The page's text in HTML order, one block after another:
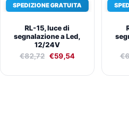
SPEDIZIONE GRATUITA
RL-15, luce di
segnalazione a Led,
12/24V
€82,72 €59,54
€